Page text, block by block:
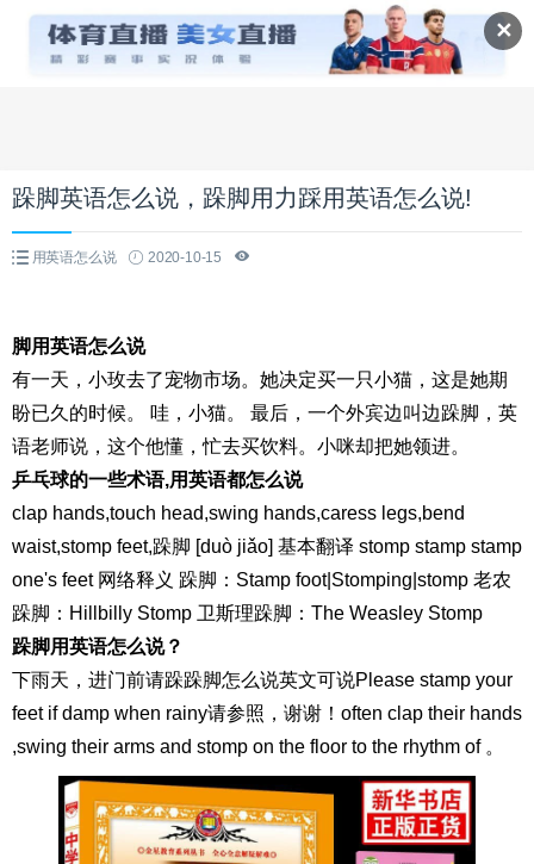
✕
跺脚英语怎么说，跺脚用力踩用英语怎么说!
用英语怎么说 2020-10-15
脚用英语怎么说
有一天，小玫去了宠物市场。她决定买一只小猫，这是她期
盼已久的时候。 哇，小猫。 最后，一个外宾边叫边跺脚，英
语老师说，这个他懂，忙去买饮料。小咪却把她领进。
乒乓球的一些术语,用英语都怎么说
clap hands,touch head,swing hands,caress legs,bend
waist,stomp feet,跺脚 [duò jiǎo] 基本翻译 stomp stamp stamp
one's feet 网络释义 跺脚：Stamp foot|Stomping|stomp 老农
跺脚：Hillbilly Stomp 卫斯理跺脚：The Weasley Stomp
跺脚用英语怎么说？
下雨天，进门前请跺跺脚怎么说英文可说Please stamp your
feet if damp when rainy请参照，谢谢！often clap their hands
,swing their arms and stomp on the floor to the rhythm of 。